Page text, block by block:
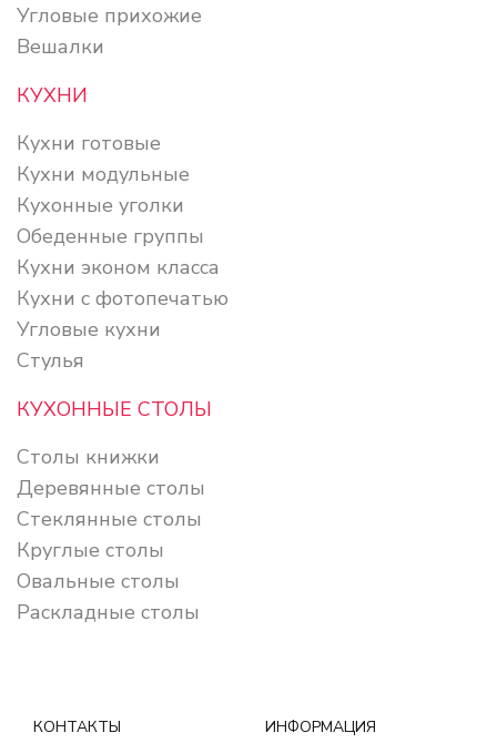
Угловые прихожие
Вешалки
КУХНИ
Кухни готовые
Кухни модульные
Кухонные уголки
Обеденные группы
Кухни эконом класса
Кухни с фотопечатью
Угловые кухни
Стулья
КУХОННЫЕ СТОЛЫ
Столы книжки
Деревянные столы
Стеклянные столы
Круглые столы
Овальные столы
Раскладные столы
КОНТАКТЫ ИНФОРМАЦИЯ